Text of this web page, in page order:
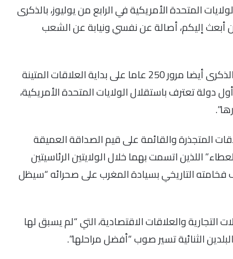
المتحدة الأمريكية في الرابع من يوليوز، بالذكرى
أبعث إليكم، أصالة عن نفسي ونيابة عن الشعب
وأضاف جلالة الملك، حفظه الله، “وتخلد هذه الذكرى أيضا مرور 250 عاما على بداية العلاقات المتينة
دولة تعترف باستقلال الولايات المتحدة الأمريكية،
المتجذرة والقائمة على قيم الصداقة العميقة
اللذين اتسمت بهما خلال الولايتين الرئاسيتين
فخامته التاريخي بسيادة المغرب على صحرائه “سيظل
التجارية والعلاقات الاقتصادية، التي “لم يسبق لها
الثنائية تسير صوب “أفضل مراحلها”.